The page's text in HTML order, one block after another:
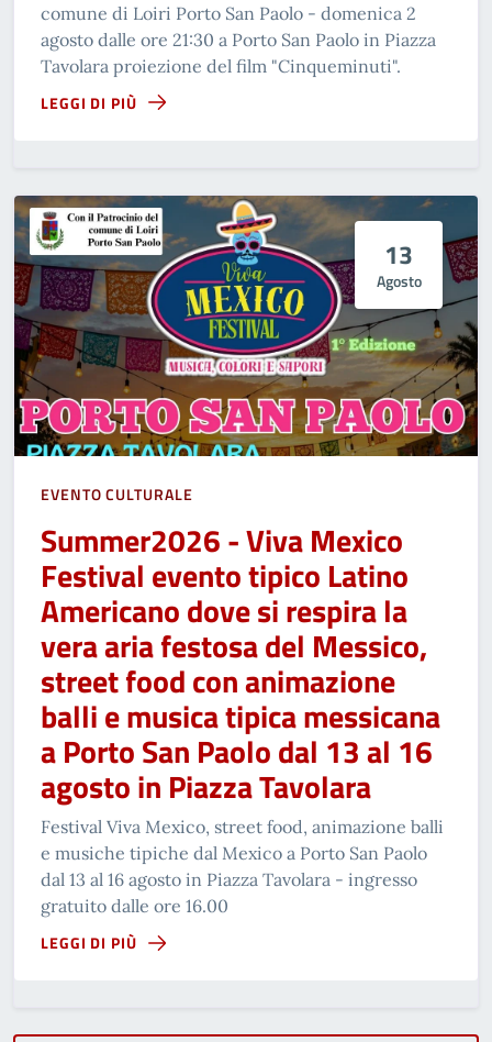
comune di Loiri Porto San Paolo - domenica 2
agosto dalle ore 21:30 a Porto San Paolo in Piazza
Tavolara proiezione del film "Cinqueminuti".
LEGGI DI PIÙ
13
Agosto
EVENTO CULTURALE
Summer2026 - Viva Mexico
Festival evento tipico Latino
Americano dove si respira la
vera aria festosa del Messico,
street food con animazione
balli e musica tipica messicana
a Porto San Paolo dal 13 al 16
agosto in Piazza Tavolara
Festival Viva Mexico, street food, animazione balli
e musiche tipiche dal Mexico a Porto San Paolo
dal 13 al 16 agosto in Piazza Tavolara - ingresso
gratuito dalle ore 16.00
LEGGI DI PIÙ